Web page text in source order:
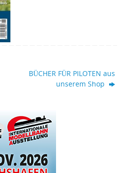
BÜCHER FÜR PILOTEN aus
unserem Shop